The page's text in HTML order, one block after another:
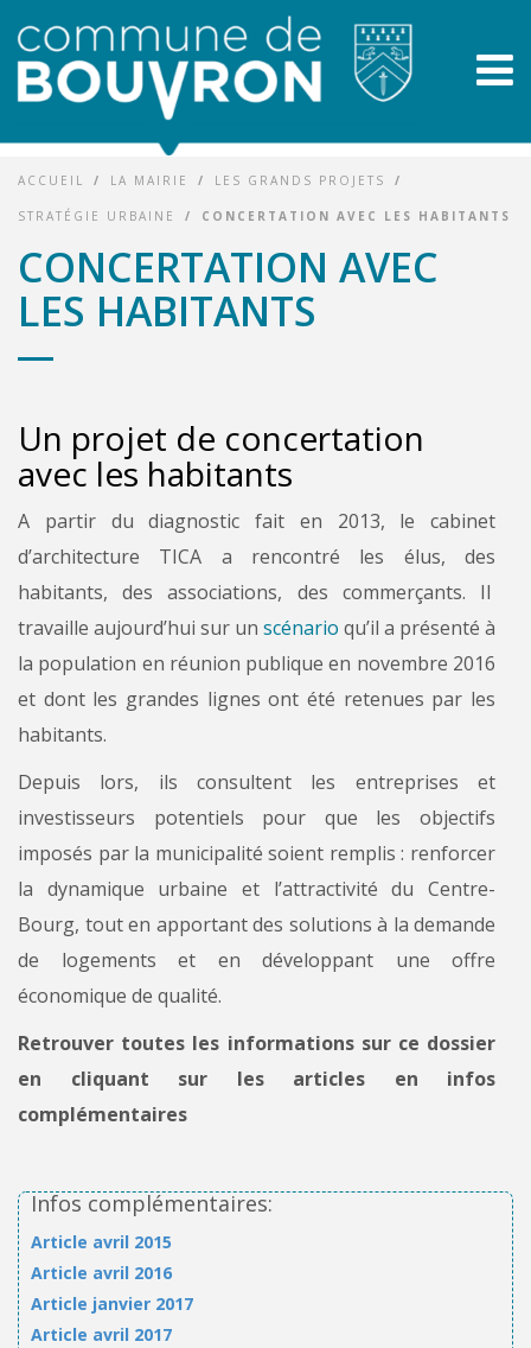
ACCUEIL / LA MAIRIE / LES GRANDS PROJETS /
STRATÉGIE URBAINE / CONCERTATION AVEC LES HABITANTS
CONCERTATION AVEC
LES HABITANTS
Un projet de concertation
avec les habitants
A partir du diagnostic fait en 2013, le cabinet
d’architecture TICA a rencontré les élus, des
habitants, des associations, des commerçants. Il
travaille aujourd’hui sur un scénario qu’il a présenté à
la population en réunion publique en novembre 2016
et dont les grandes lignes ont été retenues par les
habitants.
Depuis lors, ils consultent les entreprises et
investisseurs potentiels pour que les objectifs
imposés par la municipalité soient remplis : renforcer
la dynamique urbaine et l’attractivité du Centre-
Bourg, tout en apportant des solutions à la demande
de logements et en développant une offre
économique de qualité.
Retrouver toutes les informations sur ce dossier
en cliquant sur les articles en infos
complémentaires
Infos complémentaires:
Article avril 2015
Article avril 2016
Article janvier 2017
Article avril 2017